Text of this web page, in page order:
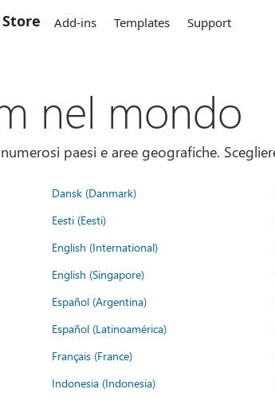
Add-ins Templates Support
nel mondo
paesi e aree geografiche.
Dansk (Danmark)
Eesti (Eesti)
English (International)
English (Singapore)
Español (Argentina)
Español (Latinoamérica)
Français (France)
Indonesia (Indonesia)